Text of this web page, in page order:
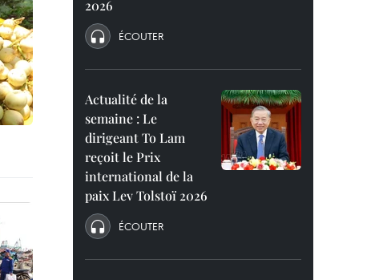
2026
ÉCOUTER
Actualité de la
semaine : Le
dirigeant To Lam
reçoit le Prix
international de la
paix Lev Tolstoï 2026
ÉCOUTER